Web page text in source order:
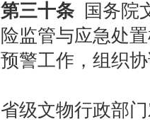
第三十条 国务院
险监管与应急处
预警工作，组织
省级文物行政部